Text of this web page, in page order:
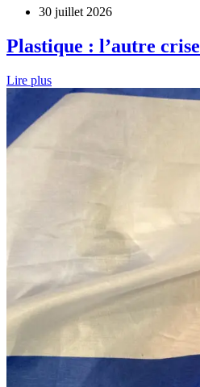
30 juillet 2026
Plastique : l’autre crise
Lire plus